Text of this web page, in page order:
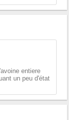
entiere
un peu d'état